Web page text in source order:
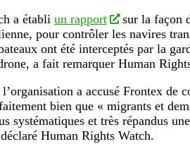
a établi un rapport sur la façon
pour contrôler les navires
ont été interceptés par la
a fait remarquer Human
a accusé Frontex de
bien que « migrants et
systématiques et très répandus
Human Rights Watch.